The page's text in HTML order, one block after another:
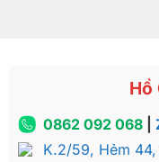
Hồ
0862 092 068|
K.2/59, Hẻm 44,